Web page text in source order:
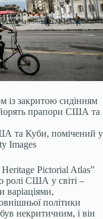
із закритою сидінням
прапори США та
та Куби, помічений у
Images
Pictorial Atlas”
ролі США у світі –
варіаціями,
політики
некритичним, і він